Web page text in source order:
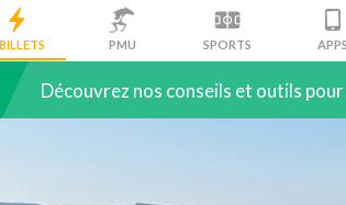
PMU SPORTS APPS
Découvrez nos conseils et outils